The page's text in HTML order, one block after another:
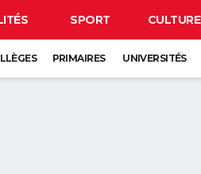
SPORT CULTURE
PRIMAIRES UNIVERSITÉS